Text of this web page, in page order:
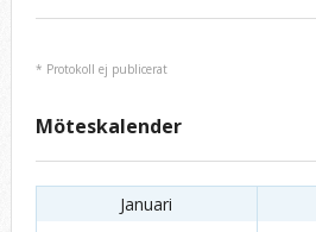
* Protokoll ej publicerat
Möteskalender
Januari